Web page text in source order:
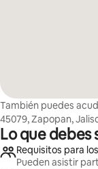
También puedes
45079, Zapopan,
Lo que debes
Requisitos para
Pueden asistir